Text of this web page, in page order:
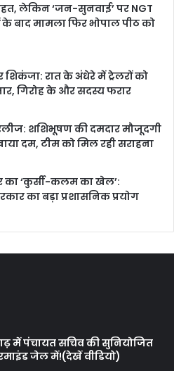
लेकिन ‘जन-सुनवाई’ पर NGT
के बाद मामला फिर भोपाल पीठ को
शिकंजा: रात के अंधेरे में ट्रेलरों को
गिरोह के और सदस्य फरार
शशिभूषण की दमदार मौजूदगी
दम, टीम को मिल रही सराहना
का ‘कुर्सी-कलम का खेल’:
का बड़ा प्रशासनिक प्रयोग
में पंचायत सचिव की सुनियोजित
जेल में!(देखें वीडियो)